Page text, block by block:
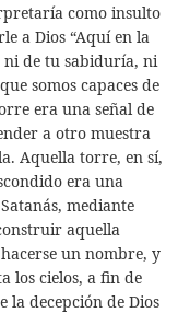
como insulto
a Dios “Aquí en la
de tu sabiduría, ni
somos capaces de
era una señal de
a otro muestra
Aquella torre, en sí,
era una
mediante
aquella
un nombre, y
los cielos, a fin de
la decepción de Dios